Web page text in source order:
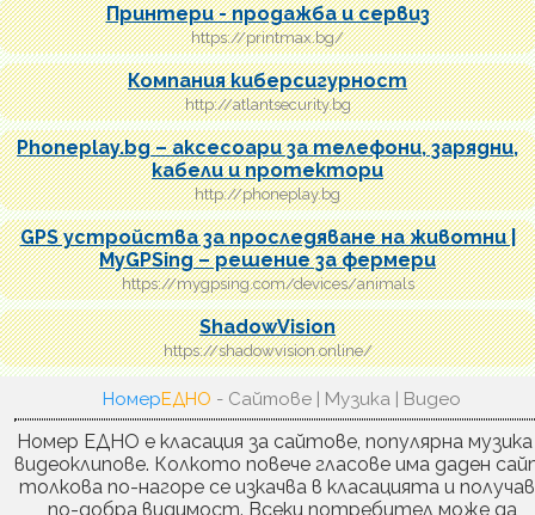
Принтери - продажба и сервиз
https://printmax.bg/
Компания киберсигурност
http://atlantsecurity.bg
Phoneplay.bg – аксесоари за телефони, зарядни,
кабели и протектори
http://phoneplay.bg
GPS устройства за проследяване на животни |
MyGPSing – решение за фермери
https://mygpsing.com/devices/animals
ShadowVision
https://shadowvision.online/
НомерЕДНО - Сайтове | Музика | Видео
Номер ЕДНО е класация за сайтове, популярна музика
видеоклипове. Колкото повече гласове има даден
толкова по-нагоре се изкачва в класацията и
по-добра видимост. Всеки потребител може да